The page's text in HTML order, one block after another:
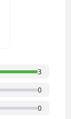
3
0
0